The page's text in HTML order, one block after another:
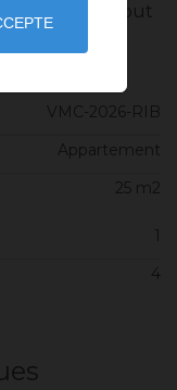
jusqu'au 31 aout
VMC-2026-RIB
Appartement
25 m2
1
4